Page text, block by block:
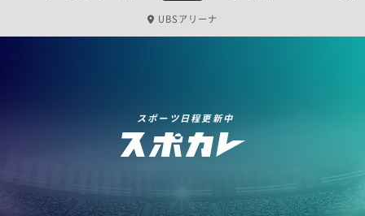
UBSアリーナ
スポーツ日程更新中